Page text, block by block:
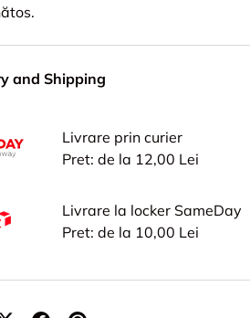
and Shipping
Livrare prin curier
Pret: de la 12,00 Lei
Livrare la locker SameDay
Pret: de la 10,00 Lei